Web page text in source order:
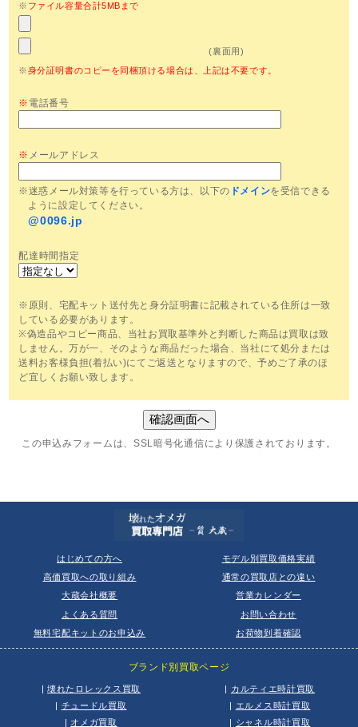
※ ファイル容量合計5MBまで
(裏面用)
※身分証明書のコピーを同梱頂ける場合は、上記は不要です。
※ 電話番号
※ メールアドレス
※迷惑メール対策等を行っている方は、以下の ドメインを受信できる
ように設定してください。
@0096.jp
配達時間指定
※原則、宅配キット送付先と身分証明書に記載されている住所は一致
している必要があります。
※偽造品やコピー商品、当社お買取基準外と判断した商品は買取は致
しません。万が一、そのような商品だった場合、当社にて処分または
送料お客様負担(着払い)にてご返送となりますので、予めご了承のほ
ど宜しくお願い致します。
この申込みフォームは、SSL暗号化通信により保護されております。
はじめての方へ
モデル別買取価格実績
高価買取への取り組み
通常の買取店との違い
大蔵会社概要
営業カレンダー
よくある質問
お問い合わせ
無料宅配キットのお申込み
お荷物到着確認
ブランド別買取ページ
|壊れたロレックス買取
| チュードル買取
オメガ買取
| カルティエ時計買取
| エルメス時計買取
シャネル時計買取